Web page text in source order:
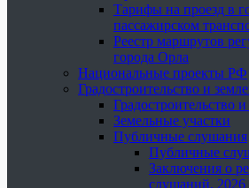
Тарифы на проезд в
пассажирском
Реестр маршрутов
города Орла
Национальные проекты РФ
Градостроительство и
Градостроительство
Земельные участки
Публичные слушания
Публичные
Заключения о
слушаний, 2026